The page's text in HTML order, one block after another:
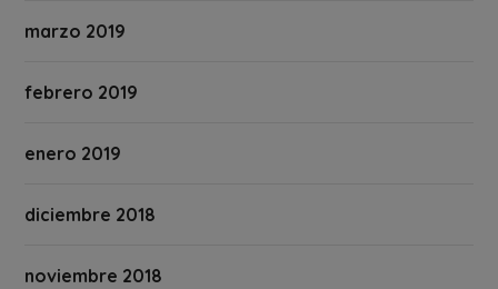
marzo 2019
febrero 2019
enero 2019
diciembre 2018
noviembre 2018